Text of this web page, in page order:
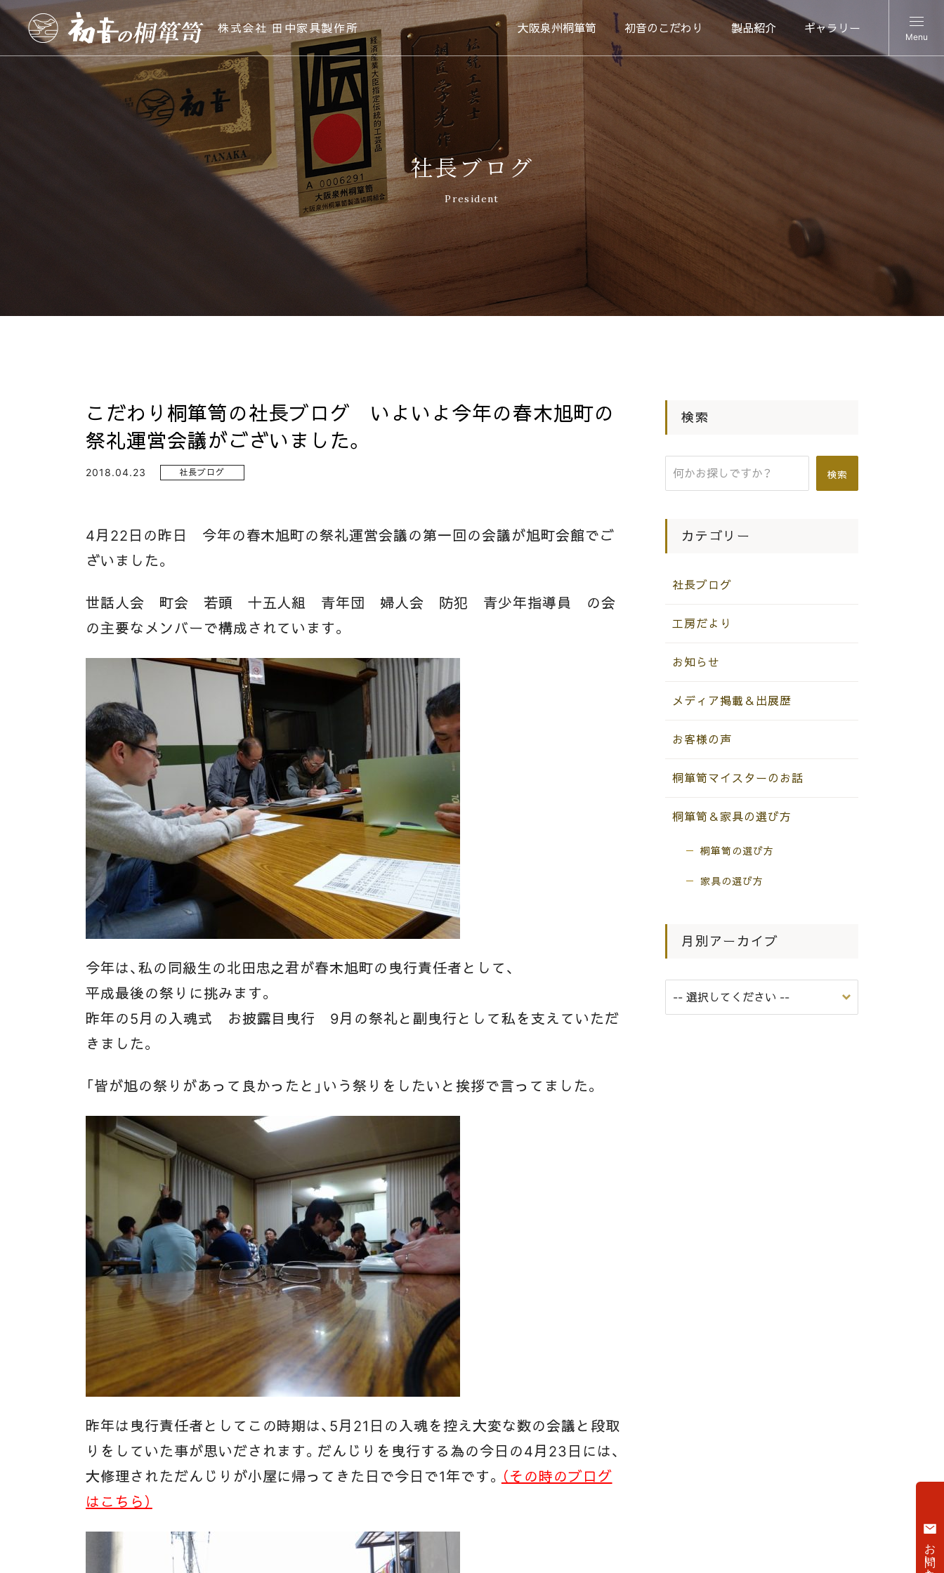
株式会社 田中家具製作所 大阪泉州桐箪笥 初音のこだわり 製品紹介 ギャラリー
Menu
社長ブログ
President
こだわり桐箪笥の社長ブログ いよいよ今年の春木旭町の
祭礼運営会議がございました。
2018.04.23 社長ブログ
4月22日の昨日 今年の春木旭町の祭礼運営会議の第一回の会議が旭町会館でご
ざいました。
世話人会 町会 若頭 十五人組 青年団 婦人会 防犯 青少年指導員 の会
の主要なメンバーで構成されています。
今年は、私の同級生の北田忠之君が春木旭町の曳行責任者として、
平成最後の祭りに挑みます。
昨年の5月の入魂式 お披露目曳行 9月の祭礼と副曳行として私を支えていただ
きました。
「皆が旭の祭りがあって良かったと」いう祭りをしたいと挨拶で言ってました。
昨年は曳行責任者としてこの時期は、5月21日の入魂を控え大変な数の会議と段取
りをしていた事が思いだされます。だんじりを曳行する為の今日の4月23日には、
大修理されただんじりが小屋に帰ってきた日で今日で1年です。 （その時のブログ
はこちら）
検索
検索
カテゴリー
社長ブログ
工房だより
お知らせ
メディア掲載＆出展歴
お客様の声
桐箪笥マイスターのお話
桐箪笥＆家具の選び方
桐箪笥の選び方
家具の選び方
月別アーカイブ